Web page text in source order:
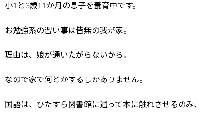
小1と3歳11か月の息子を養育中です。
お勉強系の習い事は皆無の我が家。
理由は、娘が通いたがらないから。
なので家で何とかするしかありません。
国語は、ひたすら図書館に通って本に触れさせるのみ、